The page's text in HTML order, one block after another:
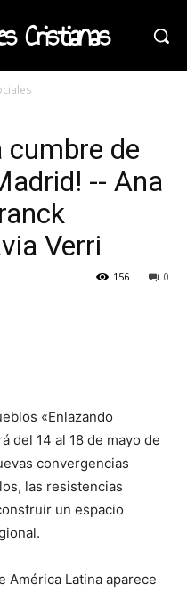
Cristianas
cumbre de
-- Ana
Verri
0
156
«Enlazando
del 14 al 18 de mayo de
convergencias
las resistencias
un espacio
América Latina aparece